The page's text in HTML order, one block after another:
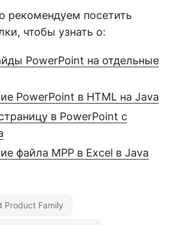
рекомендуем посетить
чтобы узнать о:
PowerPoint на отдельные
PowerPoint в HTML на Java
в PowerPoint с
файла MPP в Excel в Java
Product Family